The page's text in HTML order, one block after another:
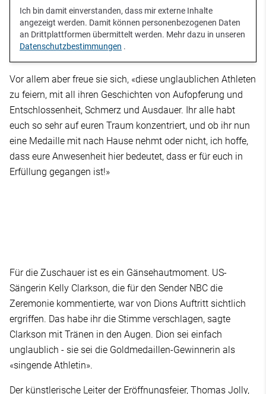
Ich bin damit einverstanden, dass mir externe Inhalte
angezeigt werden. Damit können personenbezogenen Daten
an Drittplattformen übermittelt werden. Mehr dazu in unseren
Datenschutzbestimmungen .
Vor allem aber freue sie sich, «diese unglaublichen Athleten
zu feiern, mit all ihren Geschichten von Aufopferung und
Entschlossenheit, Schmerz und Ausdauer. Ihr alle habt
euch so sehr auf euren Traum konzentriert, und ob ihr nun
eine Medaille mit nach Hause nehmt oder nicht, ich hoffe,
dass eure Anwesenheit hier bedeutet, dass er für euch in
Erfüllung gegangen ist!»
Für die Zuschauer ist es ein Gänsehautmoment. US-
Sängerin Kelly Clarkson, die für den Sender NBC die
Zeremonie kommentierte, war von Dions Auftritt sichtlich
ergriffen. Das habe ihr die Stimme verschlagen, sagte
Clarkson mit Tränen in den Augen. Dion sei einfach
unglaublich - sie sei die Goldmedaillen-Gewinnerin als
«singende Athletin».
Der künstlerische Leiter der Eröffnungsfeier, Thomas Jolly,